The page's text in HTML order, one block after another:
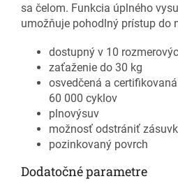
sa čelom. Funkcia úplného
umožňuje pohodlný prístup do
dostupný v 10
zaťaženie do 30 kg
osvedčená a
60 000 cyklov
plnovýsuv
možnosť odstrániť
pozinkovaný povrch
Dodatočné parametre